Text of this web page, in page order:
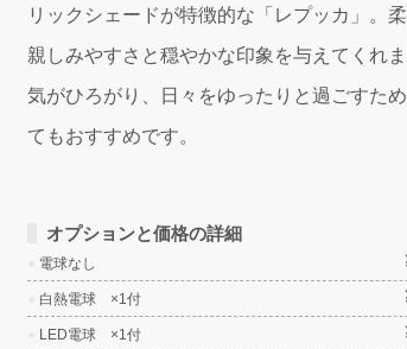
リックシェードが特徴的な「レプッカ」。柔
親しみやすさと穏やかな印象を与えてくれ
気がひろがり、日々をゆったりと過ごすた
てもおすすめです。
オプションと価格の詳細
電球なし
白熱電球 ×1付
LED電球 ×1付